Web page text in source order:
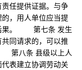
任提供证据。与争
，用人单位应当提
后果。 第七条 发生
同请求的，可以推
第八条 县级以上人
表建立协调劳动关